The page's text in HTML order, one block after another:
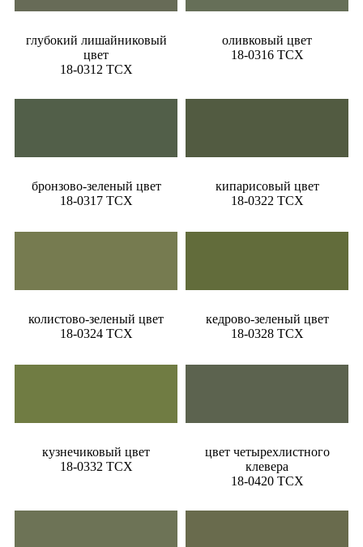
глубокий лишайниковый
цвет
18-0312 TCX
оливковый цвет
18-0316 TCX
бронзово-зеленый цвет
18-0317 TCX
кипарисовый цвет
18-0322 TCX
колистово-зеленый цвет
18-0324 TCX
кедрово-зеленый цвет
18-0328 TCX
кузнечиковый цвет
18-0332 TCX
цвет четырехлистного
клевера
18-0420 TCX